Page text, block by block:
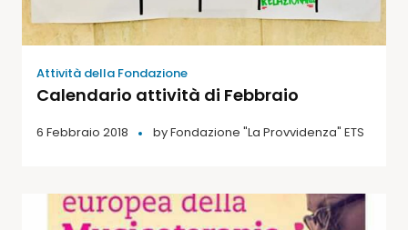
Attività della Fondazione
Calendario attività di Febbraio
6 Febbraio 2018 byFondazione "La Provvidenza" ETS